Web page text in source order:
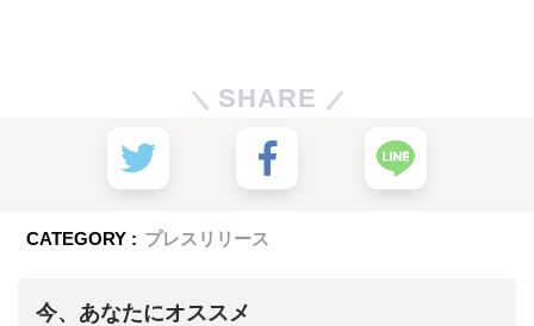
SHARE
CATEGORY : プレスリリース
今、あなたにオススメ